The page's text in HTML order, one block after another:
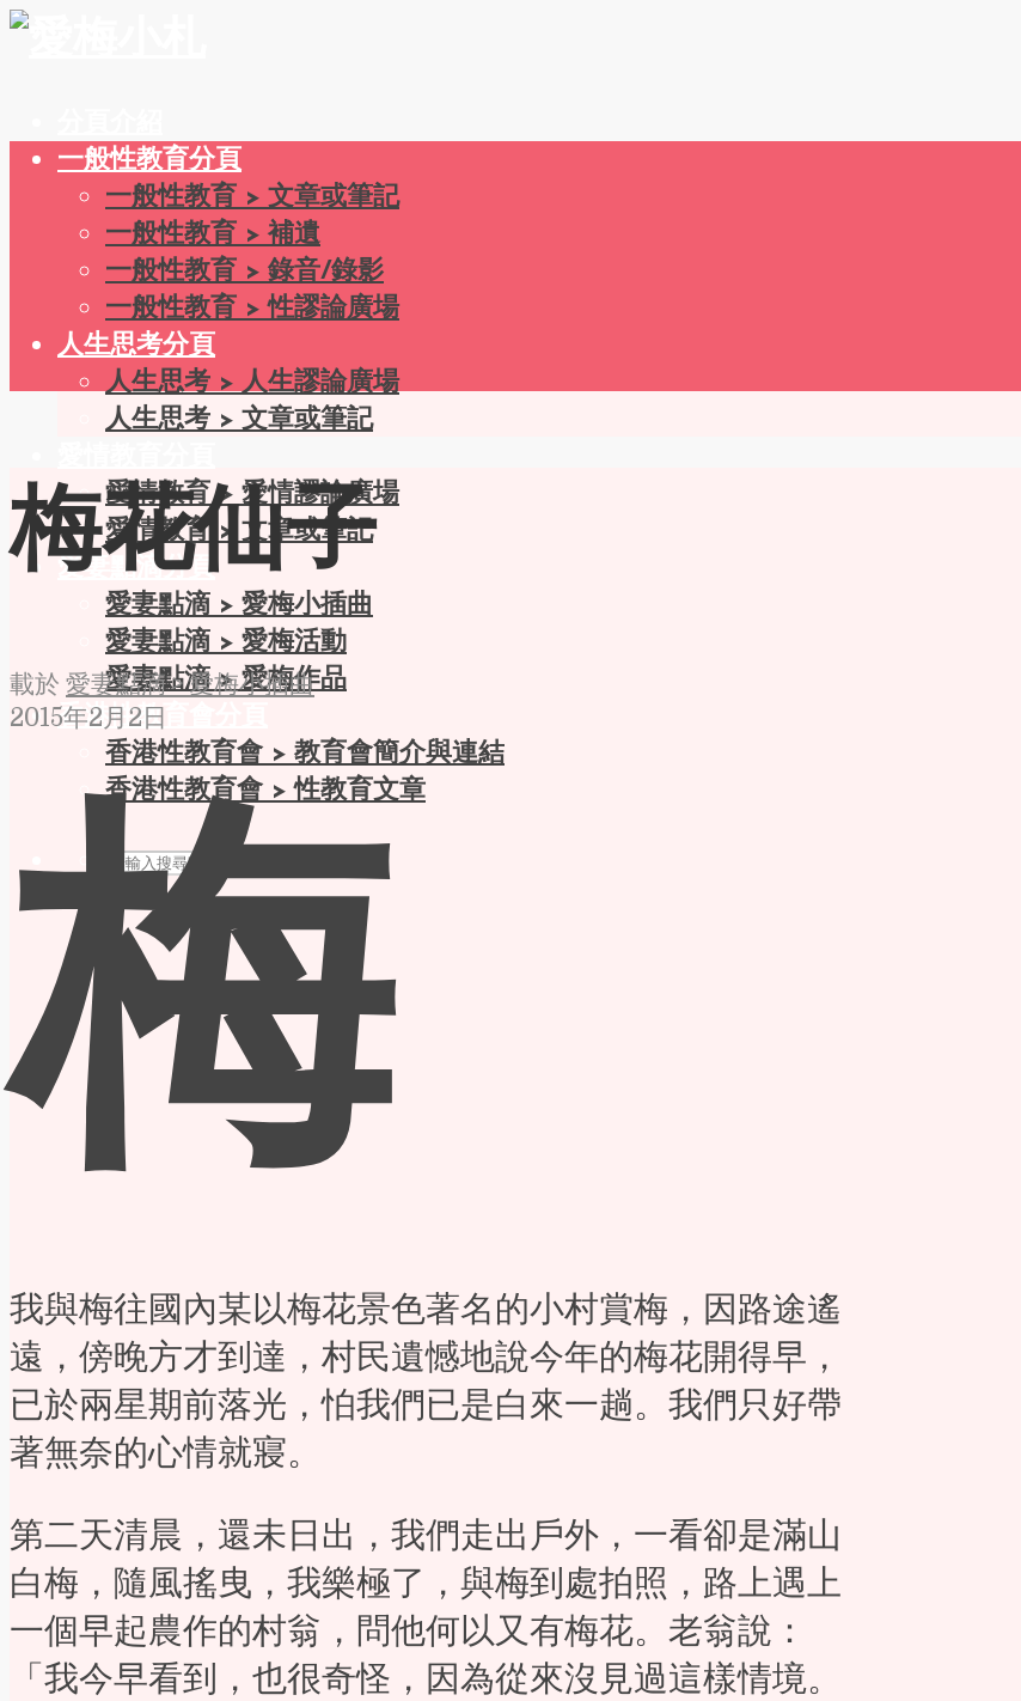
一般性教育分頁
一般性教育 > 文章或筆記
一般性教育 > 補遺
一般性教育 > 錄音/錄影
一般性教育 > 性謬論廣場
人生思考分頁
人生思考 > 人生謬論廣場
人生思考 > 文章或筆記
愛情教育 > 愛情謬論廣場
愛情教育 > 文章或筆記
愛妻點滴分頁
愛妻點滴 > 愛梅小插曲
愛妻點滴 > 愛梅活動
愛妻點滴 > 愛梅作品
香港性教育會分頁
香港性教育會 > 教育會簡介與連結
香港性教育會 > 性教育文章
梅花仙子
載於 愛妻點滴 > 愛梅小插曲
2015年2月2日
梅
我與梅往國內某以梅花景色著名的小村賞梅，因路途遙
遠，傍晚方才到達，村民遺憾地說今年的梅花開得早，
已於兩星期前落光，怕我們已是白來一趟。我們只好帶
著無奈的心情就寢。
第二天清晨，還未日出，我們走出戶外，一看卻是滿山
白梅，隨風搖曳，我樂極了，與梅到處拍照，路上遇上
一個早起農作的村翁，問他何以又有梅花。老翁說：
「我今早看到，也很奇怪，因為從來沒見過這樣情境。